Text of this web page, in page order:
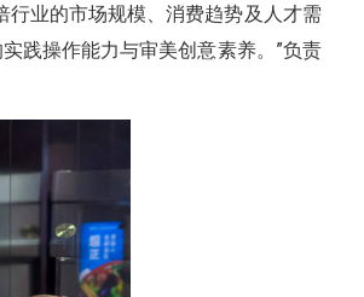
业的市场规模、消费趋势及人才需
践操作能力与审美创意素养。”负责